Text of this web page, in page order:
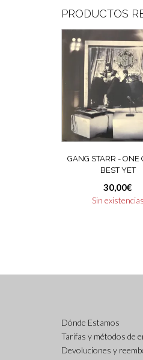
PRODUCTOS
GANG STARR ‎- ONE
BEST YET
30,00€
Sin existencias
Dónde Estamos
Tarifas y métodos de
Devoluciones y